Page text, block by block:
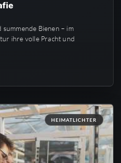
Bienen – im
ihre volle Pracht und
HEIMATLICHTER